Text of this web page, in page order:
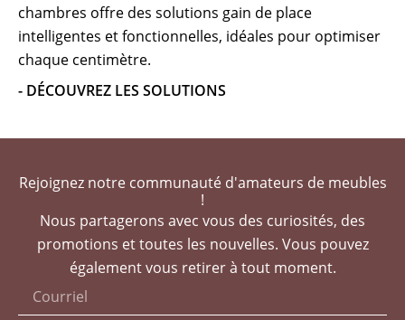
chambres offre des solutions gain de place
intelligentes et fonctionnelles, idéales pour optimiser
chaque centimètre.
- DÉCOUVREZ LES SOLUTIONS
Rejoignez notre communauté d'amateurs de meubles
!
Nous partagerons avec vous des curiosités, des
promotions et toutes les nouvelles. Vous pouvez
également vous retirer à tout moment.